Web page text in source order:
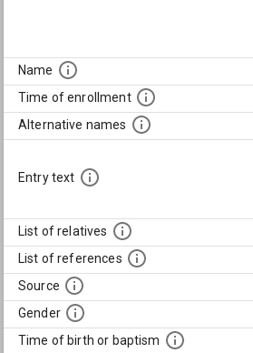
Name
Time of enrollment
Alternative names
Entry text
List of relatives
List of references
Source
Gender
Time of birth or baptism